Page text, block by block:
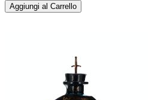
Aggiungi al Carrello